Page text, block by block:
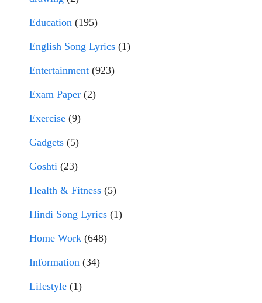
Education (195)
English Song Lyrics (1)
Entertainment (923)
Exam Paper (2)
Exercise (9)
Gadgets (5)
Goshti (23)
Health & Fitness (5)
Hindi Song Lyrics (1)
Home Work (648)
Information (34)
Lifestyle (1)